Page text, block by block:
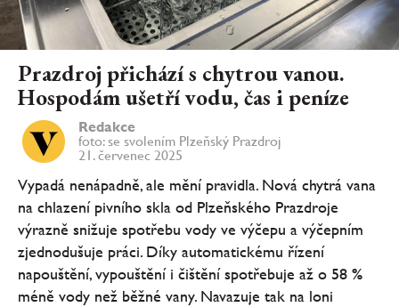
Prazdroj přichází s chytrou vanou.
Hospodám ušetří vodu, čas i peníze
Redakce
foto: se svolením Plzeňský Prazdroj
21. červenec 2025
Vypadá nenápadně, ale mění pravidla. Nová chytrá vana
na chlazení pivního skla od Plzeňského Prazdroje
výrazně snižuje spotřebu vody ve výčepu a výčepním
zjednodušuje práci. Díky automatickému řízení
napouštění, vypouštění i čištění spotřebuje až o 58 %
méně vody než běžné vany. Navazuje tak na loni